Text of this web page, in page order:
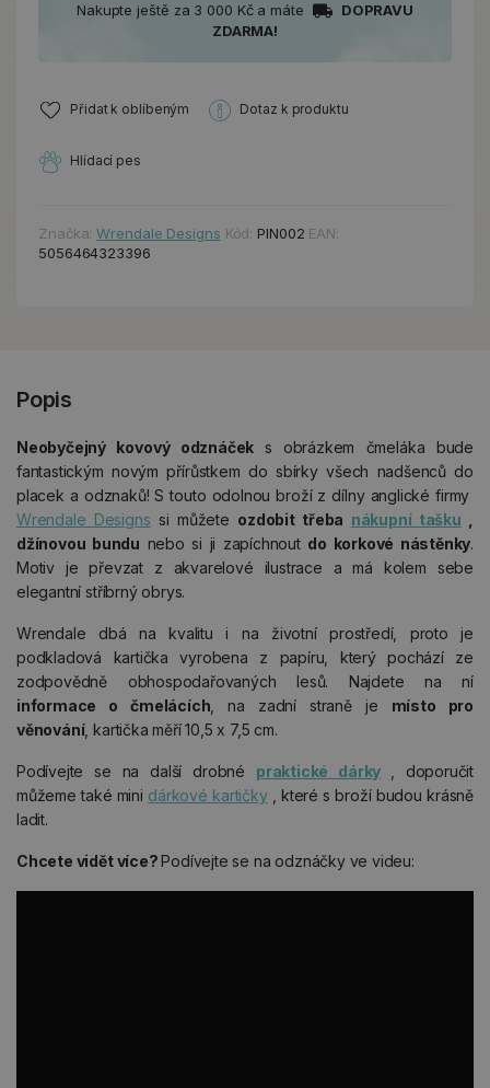
Nakupte ještě za 3 000 Kč a máte
DOPRAVU
ZDARMA!
Přidat k oblíbeným Dotaz k produktu
Hlídací pes
Značka:Wrendale Designs Kód: PIN002 EAN:
5056464323396
Popis
Neobyčejný kovový odznáček s obrázkem čmeláka bude
fantastickým novým přírůstkem do sbírky všech nadšenců do
placek a odznaků! S touto odolnou broží z dílny anglické firmy
Wrendale Designs si můžete ozdobit třeba nákupní tašku
džínovou bundu nebo si ji zapíchnout do korkové nástěnky.
Motiv je převzat z akvarelové ilustrace a má kolem sebe
elegantní stříbrný obrys.
Wrendale dbá na kvalitu i na životní prostředí, proto je
podkladová kartička vyrobena z papíru, který pochází ze
zodpovědně obhospodařovaných lesů. Najdete na ní
informace o čmelácích , na zadní straně je místo pro
věnování, kartička měří 10,5 x 7,5 cm.
Podívejte se na další drobné praktické dárky
, doporučit
můžeme také mini dárkové kartičky, které s broží budou krásně
ladit.
Chcete vidět více?Podívejte se na odznáčky ve videu: